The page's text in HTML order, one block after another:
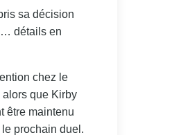
sa décision
détails en
chez le
que Kirby
être maintenu
prochain duel.